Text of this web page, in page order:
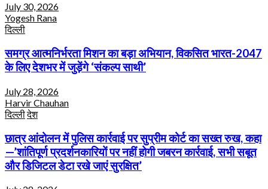
July 30, 2026
Yogesh Rana
दिल्ली
समग्र आत्मनिर्भरता मिशन का बड़ा अभियान, विकसित भारत-2047
के लिए देशभर में जुड़ेंगे ‘संकल्प साथी’
July 28, 2026
Harvir Chauhan
दिल्लीदेश
छात्र आंदोलन में पुलिस कार्रवाई पर सुप्रीम कोर्ट का सख्त रुख, कहा
—’शांतिपूर्ण प्रदर्शनकारियों पर नहीं होगी जबरन कार्रवाई, सभी सबूत
और डिजिटल डेटा रखे जाएं सुरक्षित’